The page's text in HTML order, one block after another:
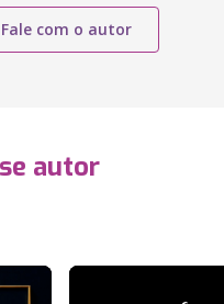
Fale com o autor
autor